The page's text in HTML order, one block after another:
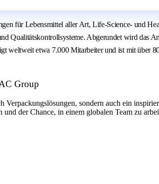
für Lebensmittel aller Art, Life-Science- und
Qualitätskontrollsysteme. Abgerundet wird das
weltweit etwa 7.000 Mitarbeiter und ist mit über
Group
sondern auch ein
der Chance, in einem globalen Team zu